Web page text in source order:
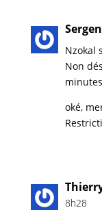
Nzokal
Non
oké,
8h28